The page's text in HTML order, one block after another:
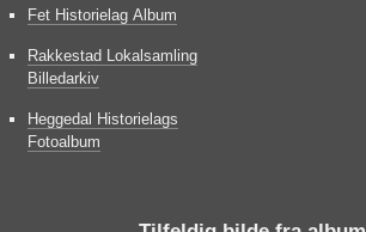
Fet Historielag Album
Rakkestad Lokalsamling
Billedarkiv
Heggedal Historielags
Fotoalbum